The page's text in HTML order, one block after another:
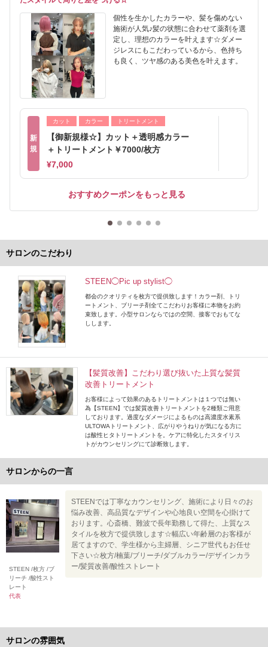
個性を生かしたカラーや、髪を傷めない
施術が人気♪髪の状態に合わせて薬剤を選
定し、理想のカラーを叶えます☆ダメー
ジレスにもこだわっているから、色持ち
も良く、ツヤ感のある美色を叶えます。
新
規
カット カラー トリートメント
【御新規様☆】カット＋透明感カラー
＋トリートメント￥7000/枚方
¥7,000
おすすめクーポンをもっと見る
サロンのこだわり
STEEN◯Pic up stylist◯
都会のクオリティを枚方で提供致します！カラー剤、トリ
ートメント、ブリーチ剤全てこだわりお客様に本物をお約
束致します。小型サロンならではの空間、接客でおもてな
しします。
【髪質改善】こだわり選び抜いた上質な髪質
改善トリートメント
お客様によって効果のあるトリートメントは１つでは無い
為【STEEN】では髪質改善トリートメントを2種類ご用意
しております。過度なダメージによるものは高濃度水素系
ULTOWAトリートメント、広がりやうねりが気になる方に
は酸性ヒタトリートメントを。ケアに特化したスタイリス
トがカウンセリングにて診断致します。
サロンからの一言
STEEN /枚方 /ブ
リーチ /酸性スト
レート
代表
STEENでは丁寧なカウンセリング、施術により日々のお
悩み改善、高品質なデザインや心地良い空間を心掛けて
おります。心斎橋、難波で長年勤務して得た、上質なス
タイルを枚方で提供致します☆幅広い年齢層のお客様が
居てますので、学生様から主婦層、シニア世代もお任せ
下さい☆枚方/楠葉/ブリーチ/ダブルカラー/デザインカラ
ー/髪質改善/酸性ストレート
サロンの雰囲気